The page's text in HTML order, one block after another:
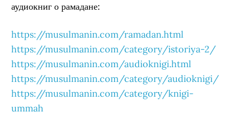
аудиокниг о рамадане:
https://musulmanin.com/ramadan.html
https://musulmanin.com/category/istoriya-2/
https://musulmanin.com/audioknigi.html
https://musulmanin.com/category/audioknigi/
https://musulmanin.com/category/knigi-
ummah